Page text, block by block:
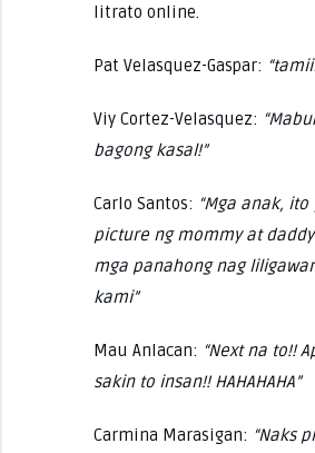
litrato online.
Pat Velasquez-Gaspar:
Viy Cortez-Velasquez:
bagong kasal!”
Carlo Santos: “Mga anak, ito
picture ng mommy at
mga panahong nag
kami”
Mau Anlacan: “Next na to!!
sakin to insan!! HAHAHAHA”
Carmina Marasigan: “Naks